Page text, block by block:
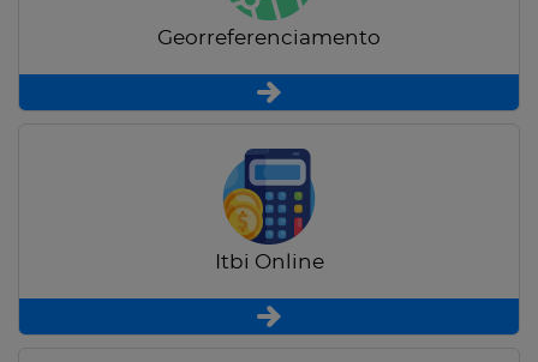
Georreferenciamento
Itbi Online